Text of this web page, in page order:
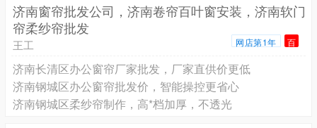
济南窗帘批发公司，济南卷帘百叶窗安装，济南软门
帘柔纱帘批发
王工 网店第1年 百
济南‌长清区办公窗帘厂家批发，厂家直供价更低
济南钢城区‌办公窗帘批发价，智能操控更省心
济南钢城区‌柔纱帘制作，高*档加厚，不透光